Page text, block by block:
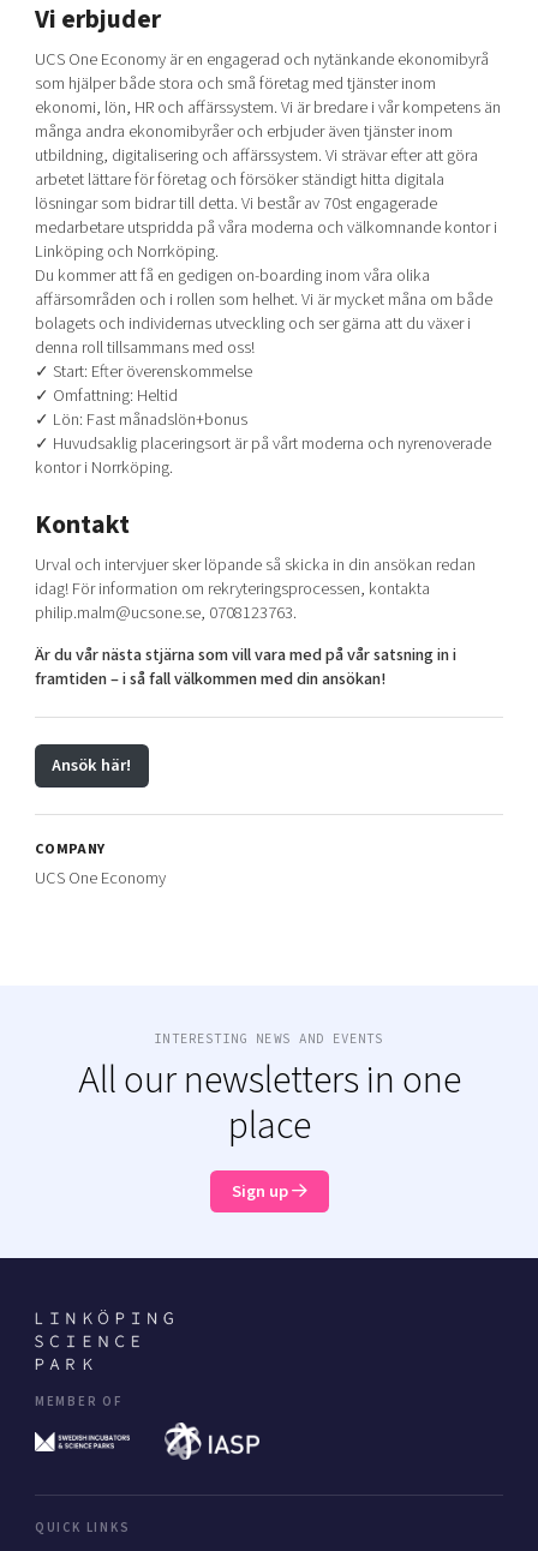
Vi erbjuder
UCS One Economy är en engagerad och nytänkande ekonomibyrå
som hjälper både stora och små företag med tjänster inom
ekonomi, lön, HR och affärssystem. Vi är bredare i vår kompetens än
många andra ekonomibyråer och erbjuder även tjänster inom
utbildning, digitalisering och affärssystem. Vi strävar efter att göra
arbetet lättare för företag och försöker ständigt hitta digitala
lösningar som bidrar till detta. Vi består av 70st engagerade
medarbetare utspridda på våra moderna och välkomnande kontor i
Linköping och Norrköping.
Du kommer att få en gedigen on-boarding inom våra olika
affärsområden och i rollen som helhet. Vi är mycket måna om både
bolagets och individernas utveckling och ser gärna att du växer i
denna roll tillsammans med oss!
✓ Start: Efter överenskommelse
✓ Omfattning: Heltid
✓ Lön: Fast månadslön+bonus
✓ Huvudsaklig placeringsort är på vårt moderna och nyrenoverade
kontor i Norrköping.
Kontakt
Urval och intervjuer sker löpande så skicka in din ansökan redan
idag! För information om rekryteringsprocessen, kontakta
philip.malm@ucsone.se, 0708123763.
Är du vår nästa stjärna som vill vara med på vår satsning in i
framtiden – i så fall välkommen med din ansökan!
Ansök här!
COMPANY
UCS One Economy
INTERESTING NEWS AND EVENTS
All our newsletters in one
place
Sign up
MEMBER OF
QUICK LINKS